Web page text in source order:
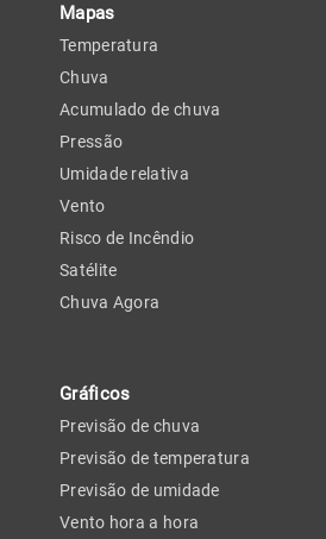
Mapas
Temperatura
Chuva
Acumulado de chuva
Pressão
Umidade relativa
Vento
Risco de Incêndio
Satélite
Chuva Agora
Gráficos
Previsão de chuva
Previsão de temperatura
Previsão de umidade
Vento hora a hora